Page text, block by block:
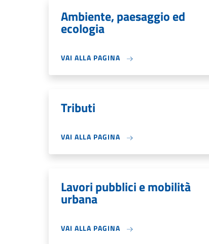
Ambiente, paesaggio ed
ecologia
VAI ALLA PAGINA
Tributi
VAI ALLA PAGINA
Lavori pubblici e mobilità
urbana
VAI ALLA PAGINA